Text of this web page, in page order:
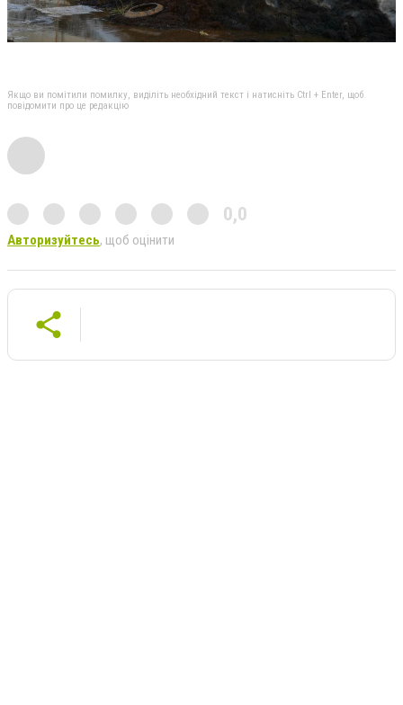
Якщо ви помітили помилку, виділіть необхідний текст і натисніть Ctrl + Enter, щоб
повідомити про це редакцію
0,0
Авторизуйтесь, щоб оцінити